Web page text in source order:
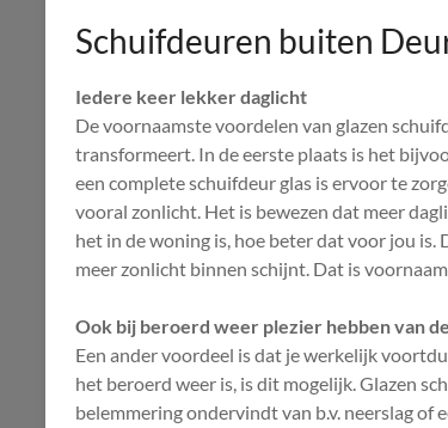
Schuifdeuren buiten
Iedere keer lekker daglicht
De voornaamste voordelen van glazen
transformeert. In de eerste plaats is het
een complete schuifdeur glas is ervoor te
vooral zonlicht. Het is bewezen dat meer
het in de woning is, hoe beter dat voor jou
meer zonlicht binnen schijnt. Dat is
Ook bij beroerd weer plezier hebben van
Een ander voordeel is dat je werkelijk
het beroerd weer is, is dit mogelijk. Glazen
belemmering ondervindt van b.v. neerslag of